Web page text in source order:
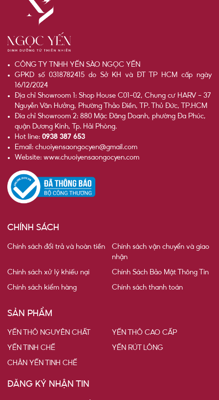
CÔNG TY TNHH YẾN SÀO NGỌC YẾN
GPKD số 0318782415 do Sở KH và ĐT TP HCM cấp ngày
16/12/2024
Địa chỉ Showroom 1: Shop House C01-02, Chung cư HARV - 37
Nguyễn Văn Hưởng, Phường Thảo Điền, TP. Thủ Đức, TP.HCM
Đia chỉ Showroom 2: 880 Mặc Đăng Doanh, phường Đa Phúc,
quận Dương Kinh, Tp. Hải Phòng.
Hot line: 0938 387 653
Email: chuoiyensaongocyen@gmail.com
Website: www.chuoiyensaongocyen.com
CHÍNH SÁCH
Chính sách đổi trả và hoàn tiền
Chính sách vận chuyển và giao
nhận
Chính sách xử lý khiếu nại Chính Sách Bảo Mật Thông Tin
Chính sách kiểm hàng Chính sách thanh toán
SẢN PHẨM
YẾN THÔ NGUYÊN CHẤT YẾN THÔ CAO CẤP
YẾN TINH CHẾ YẾN RÚT LÔNG
CHÂN YẾN TINH CHẾ
ĐĂNG KÝ NHẬN TIN